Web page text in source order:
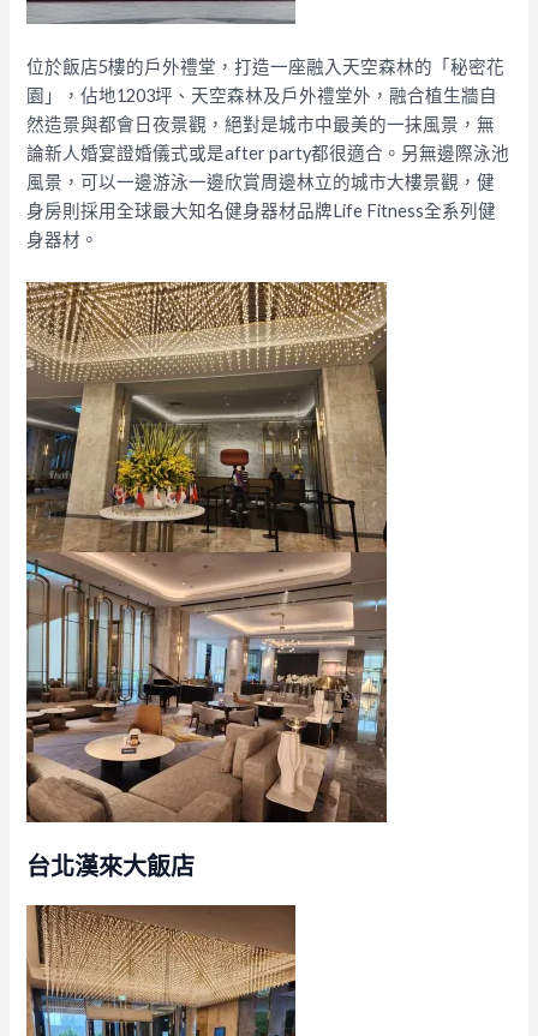
位於飯店5樓的戶外禮堂，打造一座融入天空森林的「秘密花
園」，佔地1203坪、天空森林及戶外禮堂外，融合植生牆自
然造景與都會日夜景觀，絕對是城市中最美的一抹風景，無
論新人婚宴證婚儀式或是after party都很適合。另無邊際泳池
風景，可以一邊游泳一邊欣賞周邊林立的城市大樓景觀，健
身房則採用全球最大知名健身器材品牌Life Fitness全系列健
身器材。
台北漢來大飯店